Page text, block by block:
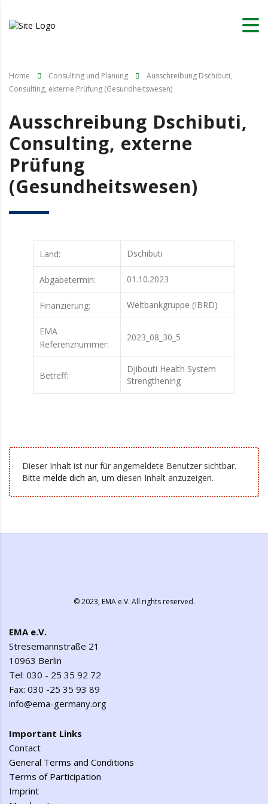
Home Consulting und Planung
Ausschreibung Dschibuti,
Consulting, externe Prüfung (Gesundheitswesen)
Ausschreibung Dschibuti,
Consulting, externe
Prüfung
(Gesundheitswesen)
Land: Dschibuti
Abgabetermin: 01.10.2023
Finanzierung: Weltbankgruppe (IBRD)
EMA
Referenznummer:
2023_08_30_5
Betreff:
Djibouti Health System
Strengthening
Dieser Inhalt ist nur für angemeldete Benutzer sichtbar.
Bitte melde dich an, um diesen Inhalt anzuzeigen.
© 2023,EMA e.V. All rights reserved.
EMA e.V.
Stresemannstraße 21
10963 Berlin
Tel: 030 - 25 35 92 72
Fax: 030 -25 35 93 89
info@ema-germany.org
Important Links
Contact
General Terms and Conditions
Terms of Participation
Imprint